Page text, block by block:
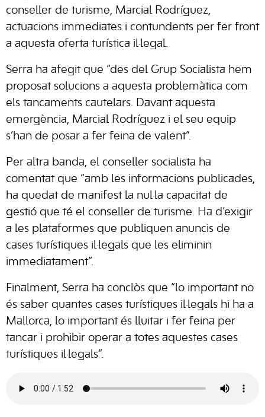
conseller de turisme, Marcial Rodríguez,
actuacions immediates i contundents per fer front
a aquesta oferta turística il·legal.
Serra ha afegit que “des del Grup Socialista hem
proposat solucions a aquesta problemàtica com
els tancaments cautelars. Davant aquesta
emergència, Marcial Rodríguez i el seu equip
s’han de posar a fer feina de valent”.
Per altra banda, el conseller socialista ha
comentat que “amb les informacions publicades,
ha quedat de manifest la nul·la capacitat de
gestió que té el conseller de turisme. Ha d’exigir
a les plataformes que publiquen anuncis de
cases turístiques il·legals que les eliminin
immediatament”.
Finalment, Serra ha conclòs que “lo important no
és saber quantes cases turístiques il·legals hi ha a
Mallorca, lo important és lluitar i fer feina per
tancar i prohibir operar a totes aquestes cases
turístiques il·legals”.